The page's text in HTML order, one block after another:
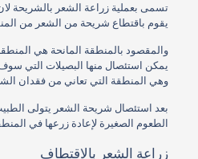
تسمى بعملية زراعة الشعر بالشريحة
يقوم باقتطاع شريحة من الشعر من
والمقصود بالمنطقة المانحة هي
يمكن استئصال منها البصيلات التي سوف
وهي المنطقة التي تعاني من فقدان
بعد استئصال شريحة الشعر يتولى
الطعوم الصغيرة لإعادة زرعها في
زراعة الشعر بالاقتطاف